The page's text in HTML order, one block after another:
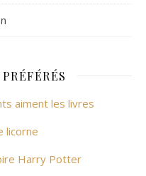
aiment les livres
licorne
Harry Potter